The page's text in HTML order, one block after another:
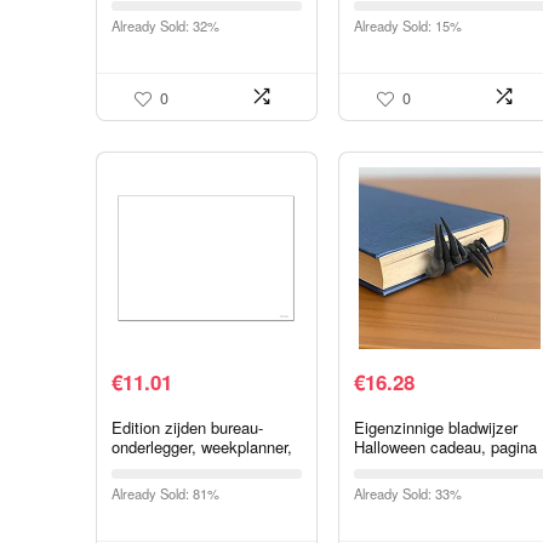
Ceramic Coat
Detailing,Voor Auto
Already Sold: 32%
0
inch, geschikt voor Brother
P Touch TZe-231 TZ…
Already Sold: 15%
0
€11.01
Edition zijden bureau-
onderlegger, weekplanner,
DIN A3 to do
schrijfonderlegger, 25
Already Sold: 81%
€16.28
Eigenzinnige bladwijzer
Halloween cadeau, pagina
bladwijzers, hand van
Spook bladwijzer creatieve
Already Sold: 33%